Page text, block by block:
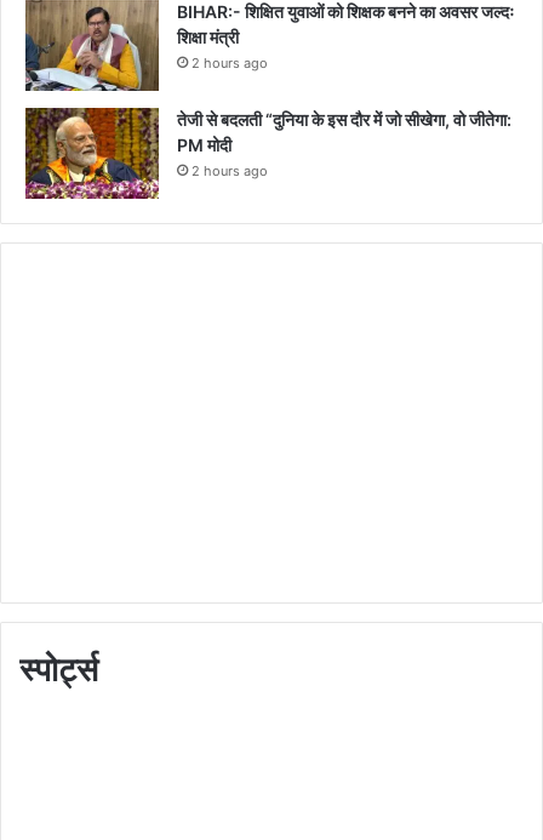
BIHAR:- शिक्षित युवाओं को शिक्षक बनने का अवसर जल्दः
शिक्षा मंत्री
2 hours ago
तेजी से बदलती “दुनिया के इस दौर में जो सीखेगा, वो जीतेगा:
PM मोदी
2 hours ago
स्पोर्ट्स